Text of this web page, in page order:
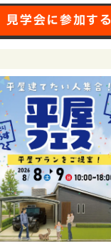
見学会に参加する